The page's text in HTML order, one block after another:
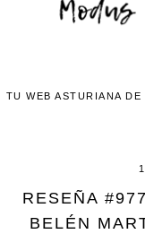
TU WEB ASTURIANA
RESEÑA
BELÉN